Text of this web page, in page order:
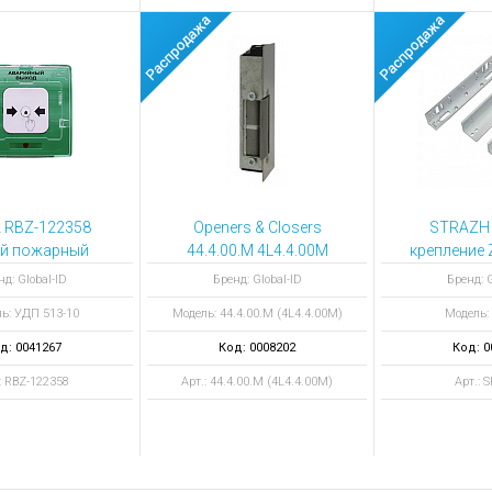
122358
пожарный
УДП 513-
зеленый
Global-ID
УДП 513-10
0041267
RBZ-122358
Openers & Closers
44.4.00.M 4L4.4.00M
защелка
электромеханическая
Бренд: Global-ID
Модель: 44.4.00.M (4L4.4.00M)
Код: 0008202
Арт.: 44.4.00.M (4L4.4.00M)
крепление
для
Бренд:
Модель:
Код:
Арт.: